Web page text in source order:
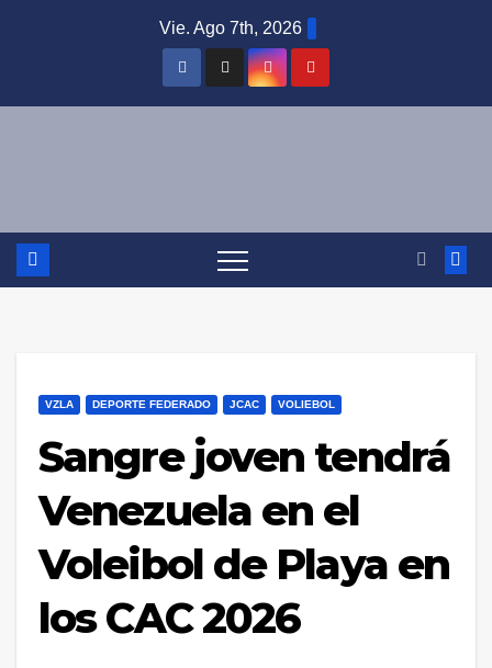
Vie. Ago 7th, 2026
VZLA DEPORTE FEDERADO JCAC VOLIEBOL
Sangre joven tendrá
Venezuela en el
Voleibol de Playa en
los CAC 2026